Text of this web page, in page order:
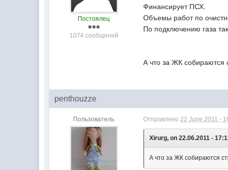
Постоялец
1074 сообщений
Финансирует ПСХ.
Объемы работ по
По подключению газа
А что за ЖК собираются
penthouzze
Пользователь Отправлено22 June 2011 -
Xirurg, on 22.06.2011 -
А что за ЖК собираются